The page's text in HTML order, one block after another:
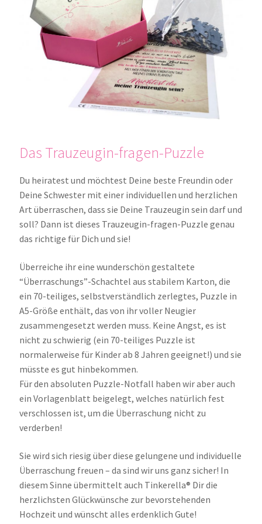
Das Trauzeugin-fragen-Puzzle
Du heiratest und möchtest Deine beste Freundin oder
Deine Schwester mit einer individuellen und herzlichen
Art überraschen, dass sie Deine Trauzeugin sein darf und
soll? Dann ist dieses Trauzeugin-fragen-Puzzle genau
das richtige für Dich und sie!
Überreiche ihr eine wunderschön gestaltete
“Überraschungs”-Schachtel aus stabilem Karton, die
ein 70-teiliges, selbstverständlich zerlegtes, Puzzle in
A5-Größe enthält, das von ihr voller Neugier
zusammengesetzt werden muss. Keine Angst, es ist
nicht zu schwierig (ein 70-teiliges Puzzle ist
normalerweise für Kinder ab 8 Jahren geeignet!) und sie
müsste es gut hinbekommen.
Für den absoluten Puzzle-Notfall haben wir aber auch
ein Vorlagenblatt beigelegt, welches natürlich fest
verschlossen ist, um die Überraschung nicht zu
verderben!
Sie wird sich riesig über diese gelungene und individuelle
Überraschung freuen – da sind wir uns ganz sicher! In
diesem Sinne übermittelt auch Tinkerella® Dir die
herzlichsten Glückwünsche zur bevorstehenden
Hochzeit und wünscht alles erdenklich Gute!